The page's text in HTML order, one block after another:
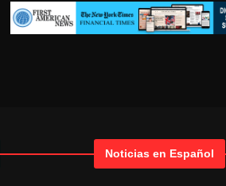
Noticias en Español